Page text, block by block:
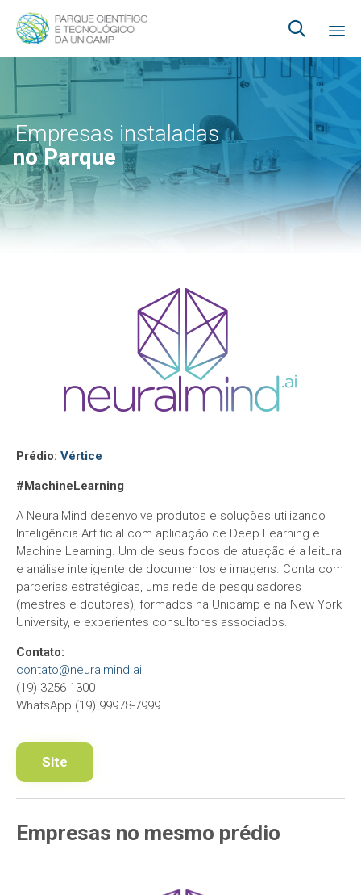

no Parque
Empresas instaladas
Prédio: Vértice
#MachineLearning
A NeuralMind desenvolve produtos e soluções utilizando
Inteligência Artificial com aplicação de Deep Learning e
Machine Learning. Um de seus focos de atuação é a leitura
e análise inteligente de documentos e imagens. Conta com
parcerias estratégicas, uma rede de pesquisadores
(mestres e doutores), formados na Unicamp e na New York
University, e experientes consultores associados.
Contato:
contato@neuralmind.ai
(19) 3256-1300
WhatsApp (19) 99978-7999
Site
Empresas no mesmo prédio